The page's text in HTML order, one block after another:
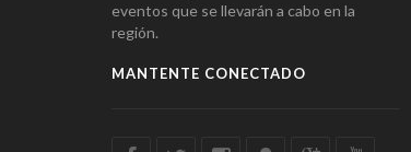
eventos que se llevarán a cabo en la
región.
MANTENTE CONECTADO